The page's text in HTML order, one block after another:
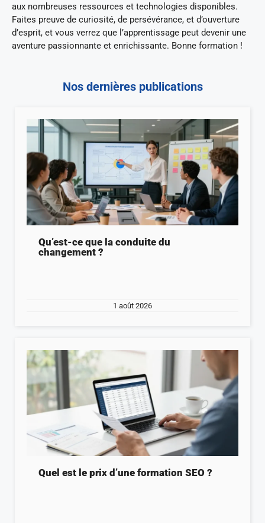
aux nombreuses ressources et technologies disponibles.
Faites preuve de curiosité, de persévérance, et d’ouverture
d’esprit, et vous verrez que l’apprentissage peut devenir une
aventure passionnante et enrichissante. Bonne formation !
Nos dernières publications
Qu’est-ce que la conduite du
changement ?
1 août 2026
Quel est le prix d’une formation SEO ?